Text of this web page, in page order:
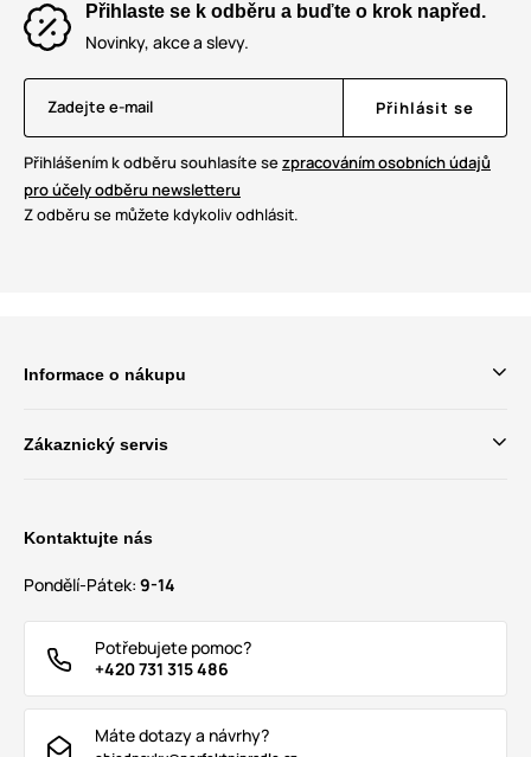
Přihlaste se k odběru a buďte o krok napřed.
Novinky, akce a slevy.
Zadejte e-mail Přihlásit se
Přihlášením k odběru souhlasíte sezpracováním osobních údajů
pro účely odběru newsletteru
Z odběru se můžete kdykoliv odhlásit.
Informace o nákupu
Zákaznický servis
Kontaktujte nás
Pondělí-Pátek: 9-14
Potřebujete pomoc?
+420 731 315 486
Máte dotazy a návrhy?